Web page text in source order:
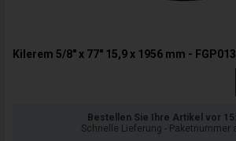
Kilerem 5/8" x 77" 15,9 x 1956 mm -
Bestellen Sie Ihre Artikel vor
Schnelle Lieferung - Paketnummer